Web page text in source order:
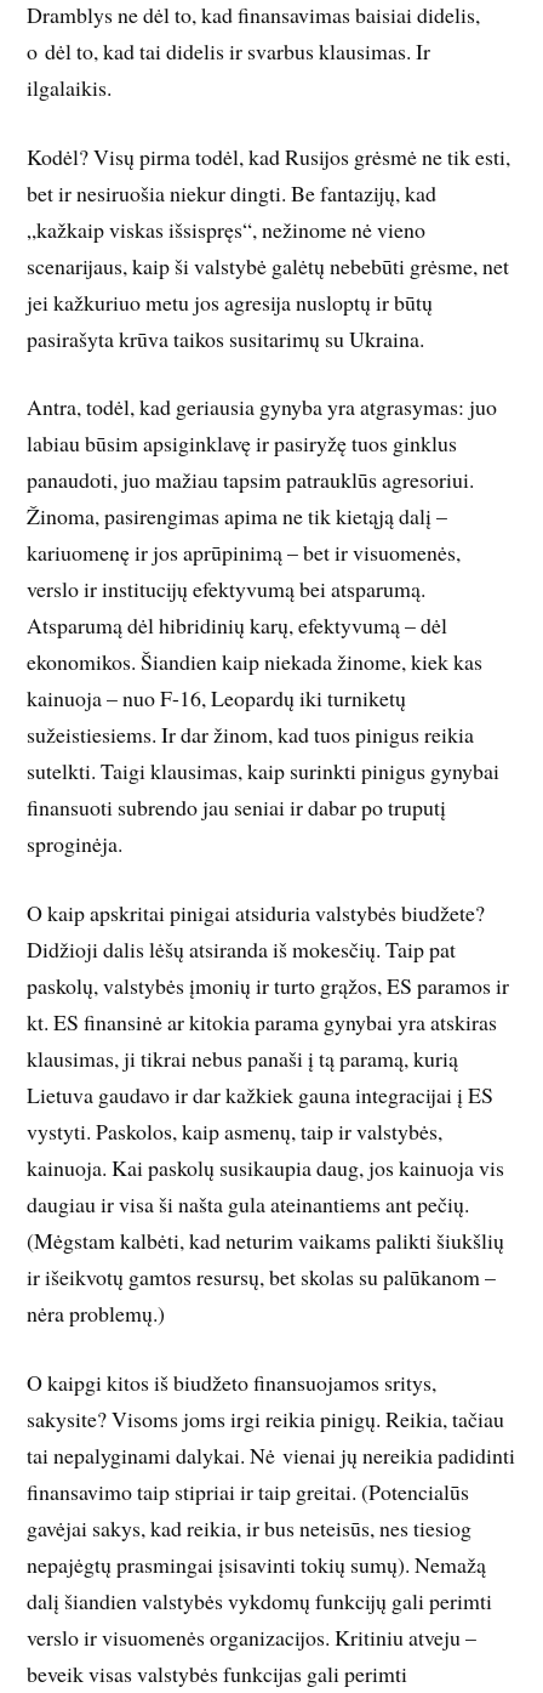
Dramblys ne dėl to, kad finansavimas baisiai didelis,
o dėl to, kad tai didelis ir svarbus klausimas. Ir
ilgalaikis.
Kodėl? Visų pirma todėl, kad Rusijos grėsmė ne tik esti,
bet ir nesiruošia niekur dingti. Be fantazijų, kad
„kažkaip viskas išsispręs“, nežinome nė vieno
scenarijaus, kaip ši valstybė galėtų nebebūti grėsme, net
jei kažkuriuo metu jos agresija nusloptų ir būtų
pasirašyta krūva taikos susitarimų su Ukraina.
Antra, todėl, kad geriausia gynyba yra atgrasymas: juo
labiau būsim apsiginklavę ir pasiryžę tuos ginklus
panaudoti, juo mažiau tapsim patrauklūs agresoriui.
Žinoma, pasirengimas apima ne tik kietąją dalį –
kariuomenę ir jos aprūpinimą – bet ir visuomenės,
verslo ir institucijų efektyvumą bei atsparumą.
Atsparumą dėl hibridinių karų, efektyvumą – dėl
ekonomikos. Šiandien kaip niekada žinome, kiek kas
kainuoja – nuo F-16, Leopardų iki turniketų
sužeistiesiems. Ir dar žinom, kad tuos pinigus reikia
sutelkti. Taigi klausimas, kaip surinkti pinigus gynybai
finansuoti subrendo jau seniai ir dabar po truputį
sproginėja.
O kaip apskritai pinigai atsiduria valstybės biudžete?
Didžioji dalis lėšų atsiranda iš mokesčių. Taip pat
paskolų, valstybės įmonių ir turto grąžos, ES paramos ir
kt. ES finansinė ar kitokia parama gynybai yra atskiras
klausimas, ji tikrai nebus panaši į tą paramą, kurią
Lietuva gaudavo ir dar kažkiek gauna integracijai į ES
vystyti. Paskolos, kaip asmenų, taip ir valstybės,
kainuoja. Kai paskolų susikaupia daug, jos kainuoja vis
daugiau ir visa ši našta gula ateinantiems ant pečių.
(Mėgstam kalbėti, kad neturim vaikams palikti šiukšlių
ir išeikvotų gamtos resursų, bet skolas su palūkanom –
nėra problemų.)
O kaipgi kitos iš biudžeto finansuojamos sritys,
sakysite? Visoms joms irgi reikia pinigų. Reikia, tačiau
tai nepalyginami dalykai. Nė vienai jų nereikia padidinti
finansavimo taip stipriai ir taip greitai. (Potencialūs
gavėjai sakys, kad reikia, ir bus neteisūs, nes tiesiog
nepajėgtų prasmingai įsisavinti tokių sumų). Nemažą
dalį šiandien valstybės vykdomų funkcijų gali perimti
verslo ir visuomenės organizacijos. Kritiniu atveju –
beveik visas valstybės funkcijas gali perimti